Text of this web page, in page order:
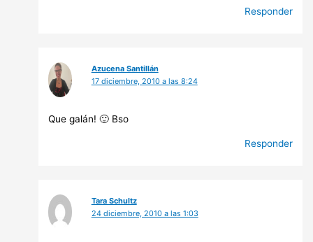
Responder
Azucena Santillán
17 diciembre, 2010 a las 8:24
Que galán! 🙂 Bso
Responder
Tara Schultz
24 diciembre, 2010 a las 1:03